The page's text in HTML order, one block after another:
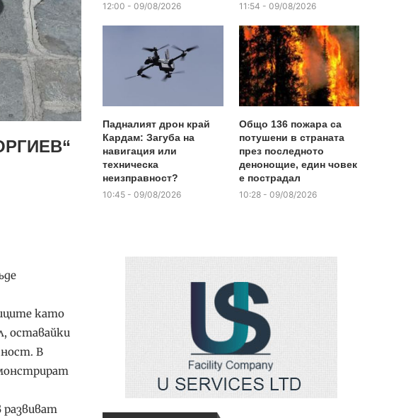
като
оставайки
В
развиват
12:00 - 09/08/2026 11:54 - 09/08/2026
Падналият дрон край
Кардам: Загуба на
навигация или
техническа
неизправност?
10:45 - 09/08/2026
Общо 136 пожара са
потушени в страната
през последното
денонощие, един човек
е пострадал
10:28 - 09/08/2026